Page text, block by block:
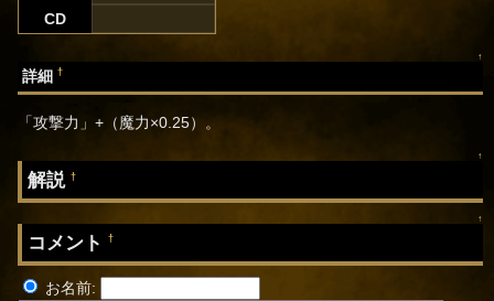
CD
↑
詳細†
「攻撃力」+（魔力×0.25）。
↑
解説†
↑
コメント†
お名前: